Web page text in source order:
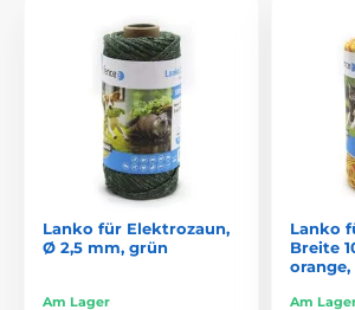
Lanko für Elektrozaun,
Ø 2,5 mm, grün
Am Lager
Lanko
Breite
orange,
Am